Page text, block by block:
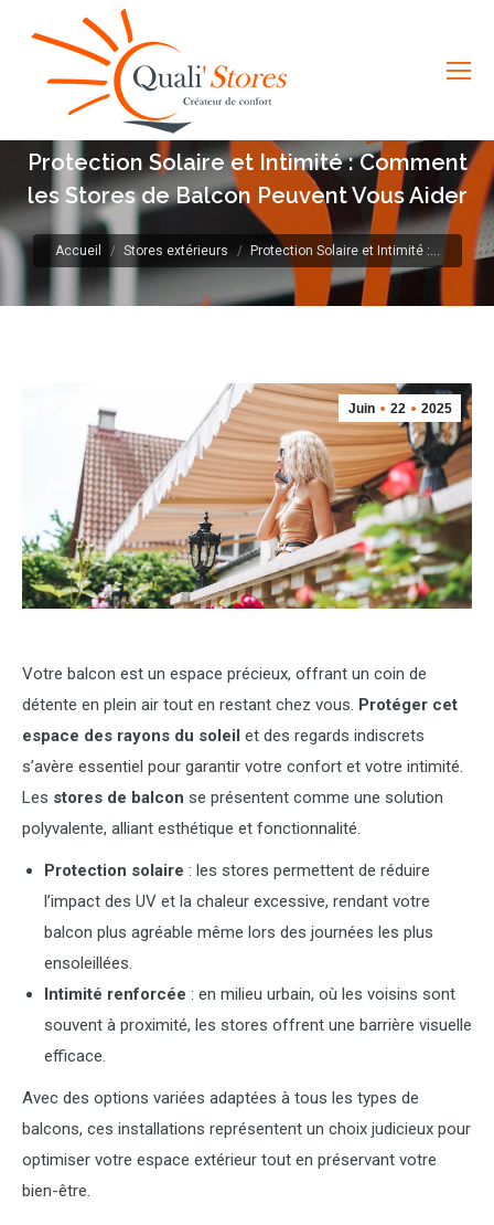
Protection Solaire et Intimité : Comment
les Stores de Balcon Peuvent Vous Aider
Vous êtes ici :
Accueil Stores extérieurs Protection Solaire et Intimité :…
Juin 22 2025
Votre balcon est un espace précieux, offrant un coin de
détente en plein air tout en restant chez vous. Protéger cet
espace des rayons du soleil et des regards indiscrets
s’avère essentiel pour garantir votre confort et votre intimité.
Les stores de balcon se présentent comme une solution
polyvalente, alliant esthétique et fonctionnalité.
Protection solaire : les stores permettent de réduire
l’impact des UV et la chaleur excessive, rendant votre
balcon plus agréable même lors des journées les plus
ensoleillées.
Intimité renforcée : en milieu urbain, où les voisins sont
souvent à proximité, les stores offrent une barrière visuelle
efficace.
Avec des options variées adaptées à tous les types de
balcons, ces installations représentent un choix judicieux pour
optimiser votre espace extérieur tout en préservant votre
bien-être.